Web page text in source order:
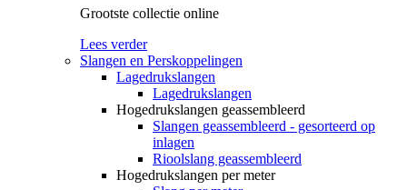
Grootste collectie online
Lees verder
Slangen en Perskoppelingen
Lagedrukslangen
Lagedrukslangen
Hogedrukslangen geassembleerd
Slangen geassembleerd - gesorteerd op
inlagen
Rioolslang geassembleerd
Hogedrukslangen per meter